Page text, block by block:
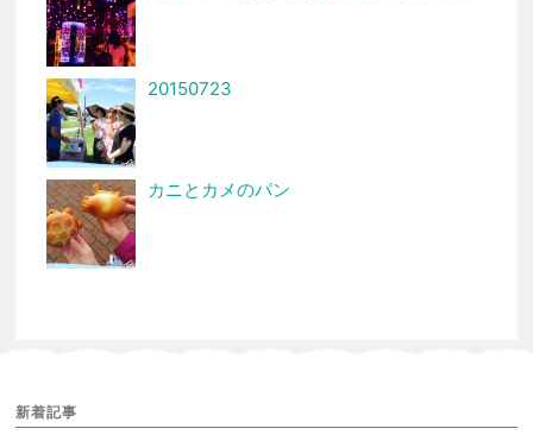
20150723
カニとカメのパン
新着記事